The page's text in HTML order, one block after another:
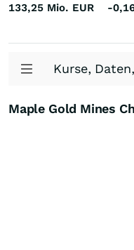
133,25 Mio. EUR -
Kurse,
Maple Gold Mines